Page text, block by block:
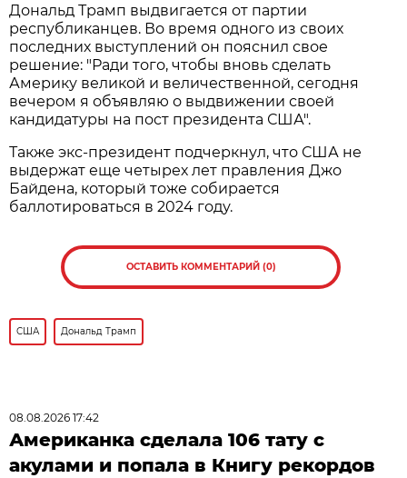
Дональд Трамп выдвигается от партии
республиканцев. Во время одного из своих
последних выступлений он пояснил свое
решение: "Ради того, чтобы вновь сделать
Америку великой и величественной, сегодня
вечером я объявляю о выдвижении своей
кандидатуры на пост президента США".
Также экс-президент подчеркнул, что США не
выдержат еще четырех лет правления Джо
Байдена, который тоже собирается
баллотироваться в 2024 году.
ОСТАВИТЬ КОММЕНТАРИЙ (0)
США Дональд Трамп
08.08.2026 17:42
Американка сделала 106 тату с
акулами и попала в Книгу рекордов